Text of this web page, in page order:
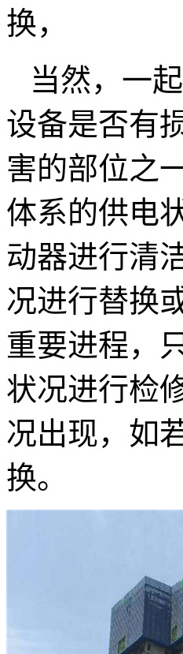
换，
当然，一
设备是否有
害的部位之
体系的供电
动器进行清
况进行替换
重要进程，
状况进行检
况出现，如
换。